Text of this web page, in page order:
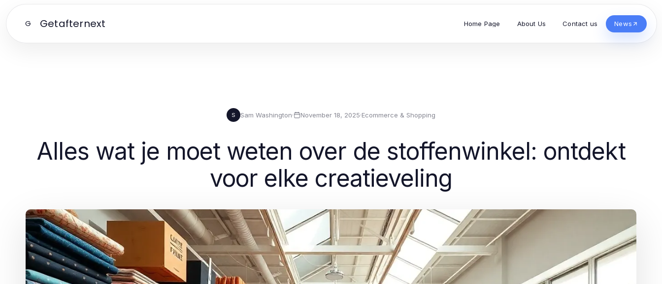
G Getafternext Home Page About Us Contact us News
S Sam Washington· November 18, 2025·Ecommerce & Shopping
Alles wat je moet weten over de stoffenwinkel: ontdekt
voor elke creatieveling